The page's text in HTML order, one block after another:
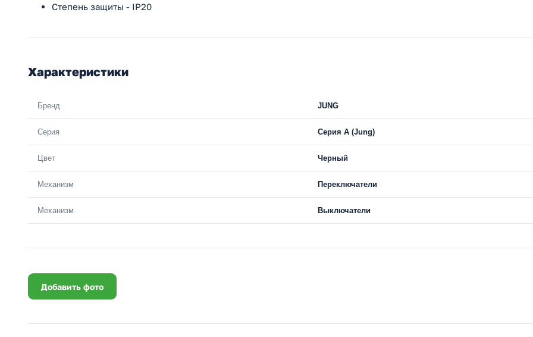
Степень защиты - IP20
Характеристики
Бренд JUNG
Серия Серия А (Jung)
Цвет Черный
Механизм Переключатели
Механизм Выключатели
Добавить фото